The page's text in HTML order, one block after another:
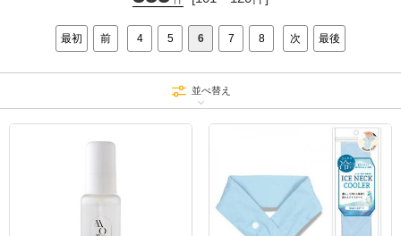
最初 前 4 5 6 7 8 次 最後
並べ替え